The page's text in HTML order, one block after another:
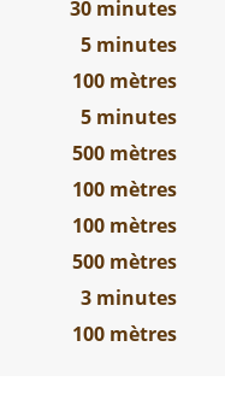
30 minutes
5 minutes
100 mètres
5 minutes
500 mètres
100 mètres
100 mètres
500 mètres
3 minutes
100 mètres